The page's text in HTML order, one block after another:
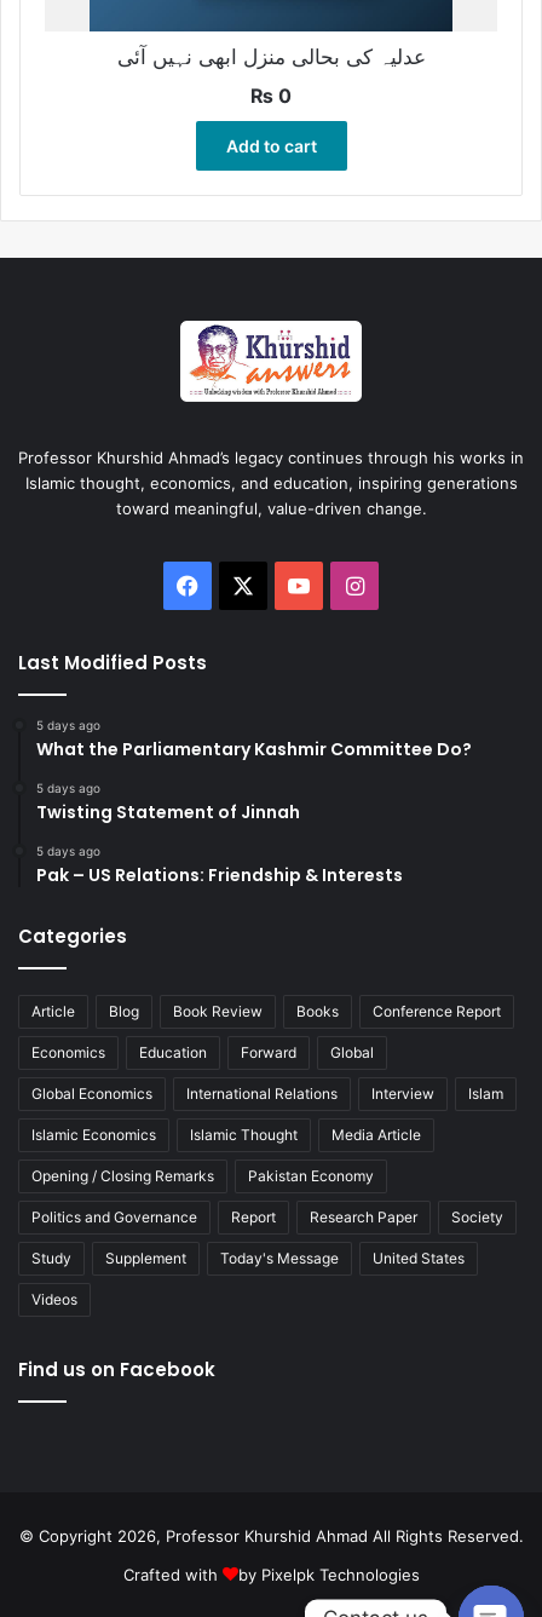
عدلیہ کی بحالی منزل ابھی نہیں آئی
₨ 0
Add to cart
Professor Khurshid Ahmad’s legacy continues through his works in
Islamic thought, economics, and education, inspiring generations
toward meaningful, value-driven change.
Facebook YouTubeInstagram
Last Modified Posts
5 days ago
What the Parliamentary Kashmir Committee Do?
5 days ago
Twisting Statement of Jinnah
5 days ago
Pak – US Relations: Friendship & Interests
Categories
Article Blog Book Review Books Conference Report
Economics Education Forward Global
Global Economics International Relations Interview Islam
Islamic Economics Islamic Thought Media Article
Opening / Closing Remarks Pakistan Economy
Politics and Governance Report Research Paper Society
Study Supplement Today's Message United States
Videos
Find us on Facebook
© Copyright 2026, Professor Khurshid Ahmad All Rights Reserved.
Crafted with
by Pixelpk Technologies